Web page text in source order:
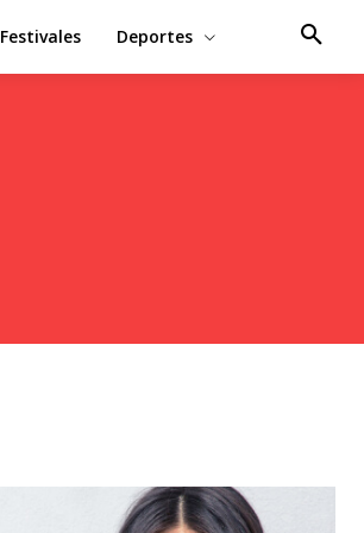
Festivales Deportes